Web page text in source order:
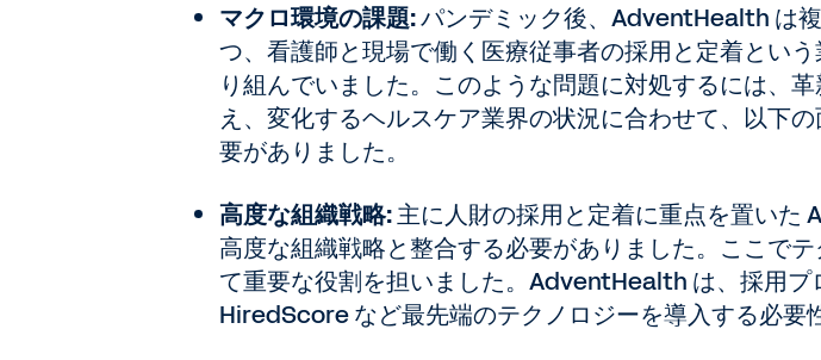
マクロ環境の課題:パンデミック後、AdventHealth は
つ、看護師と現場で働く医療従事者の採用と定着とい
り組んでいました。このような問題に対処するには、
え、変化するヘルスケア業界の状況に合わせて、以下
要がありました。
高度な組織戦略:主に人財の採用と定着に重点を置いた
高度な組織戦略と整合する必要がありました。ここで
て重要な役割を担いました。AdventHealth は、採用プ
HiredScore など最先端のテクノロジーを導入する必要